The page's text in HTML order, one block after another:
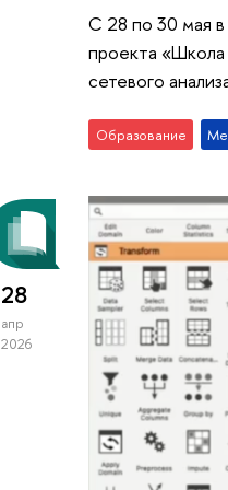
С 28 по 30 мая
проекта
сетевого
Образование
28
апр
2026